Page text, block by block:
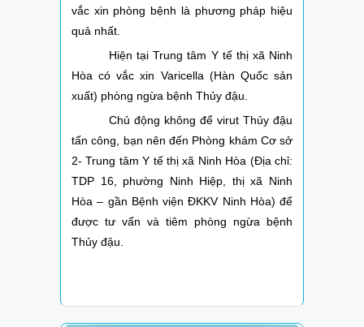
vắc xin phòng bệnh là phương pháp hiệu
quả nhất.
Hiện tại Trung tâm Y tế thị xã Ninh
Hòa có vắc xin Varicella (Hàn Quốc sản
xuất) phòng ngừa bệnh Thủy đậu.
Chủ động không để virut Thủy đậu
tấn công, bạn nên đến Phòng khám Cơ sở
2- Trung tâm Y tế thị xã Ninh Hòa (Địa chỉ:
TDP 16, phường Ninh Hiệp, thị xã Ninh
Hòa – gần Bệnh viện ĐKKV Ninh Hòa) để
được tư vấn và tiêm phòng ngừa bệnh
Thủy đậu.